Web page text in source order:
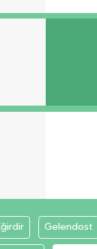
Gelendost